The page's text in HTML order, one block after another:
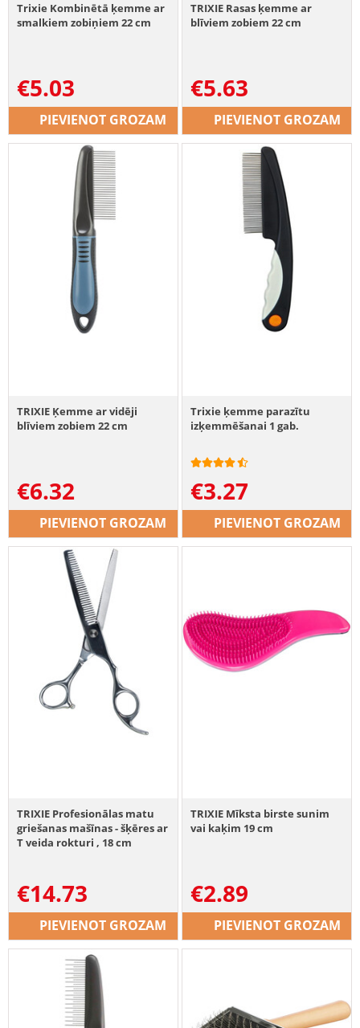
Trixie Kombinētā ķemme ar
smalkiem zobiņiem 22 cm
€5.03
PIEVIENOT GROZAM
TRIXIE Rasas ķemme ar
blīviem zobiem 22 cm
€5.63
PIEVIENOT GROZAM
TRIXIE Ķemme ar vidēji
blīviem zobiem 22 cm
€6.32
PIEVIENOT GROZAM
Trixie ķemme parazītu
izķemmēšanai 1 gab.
€3.27
PIEVIENOT GROZAM
TRIXIE Profesionālas matu
griešanas mašīnas - šķēres ar
T veida rokturi , 18 cm
€14.73
PIEVIENOT GROZAM
TRIXIE Mīksta birste sunim
vai kaķim 19 cm
€2.89
PIEVIENOT GROZAM